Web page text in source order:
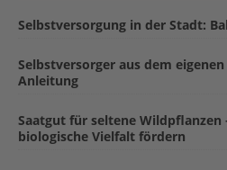
Selbstversorgung in der Stadt:
Selbstversorger aus dem
Anleitung
Saatgut für seltene Wildpflanzen
biologische Vielfalt fördern